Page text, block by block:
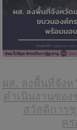
ผส. ลงพื้นที่จัง
ดำเนินงานขอ
สวัสดิการ
ค